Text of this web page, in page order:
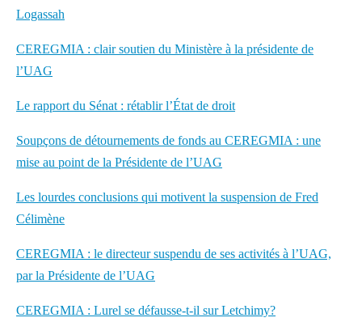
Logassah
CEREGMIA : clair soutien du Ministère à la présidente de
l’UAG
Le rapport du Sénat : rétablir l’État de droit
Soupçons de détournements de fonds au CEREGMIA : une
mise au point de la Présidente de l’UAG
Les lourdes conclusions qui motivent la suspension de Fred
Célimène
CEREGMIA : le directeur suspendu de ses activités à l’UAG,
par la Présidente de l’UAG
CEREGMIA : Lurel se défausse-t-il sur Letchimy?